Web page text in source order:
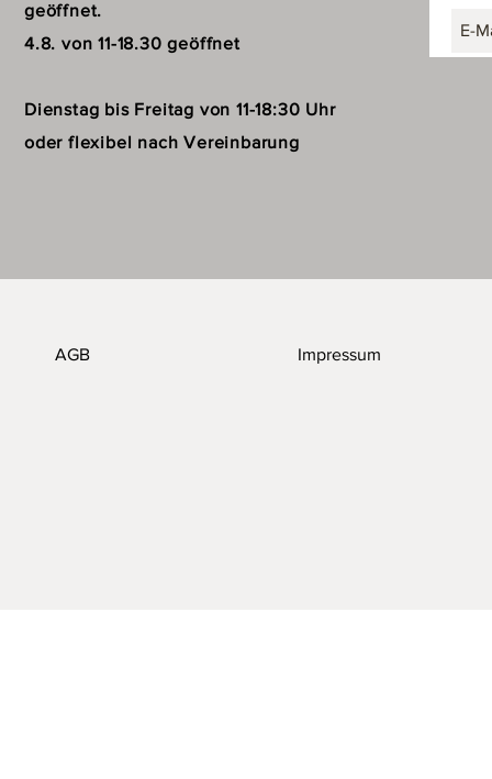
geöffnet.
4.8. von 11-18.30 geöffnet
Dienstag bis Freitag von 11-18:30 Uhr
oder flexibel nach Vereinbarung
AGB Impressum